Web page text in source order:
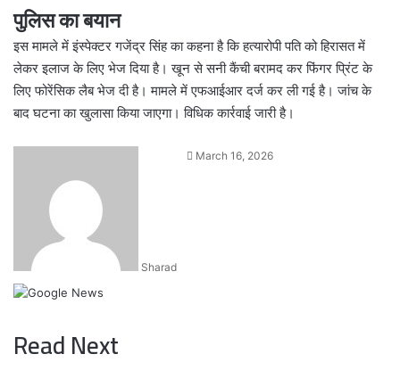
पुलिस का बयान
इस मामले में इंस्पेक्टर गजेंद्र सिंह का कहना है कि हत्यारोपी पति को हिरासत में
लेकर इलाज के लिए भेज दिया है। खून से सनी कैंची बरामद कर फिंगर प्रिंट के
लिए फोरेंसिक लैब भेज दी है। मामले में एफआईआर दर्ज कर ली गई है। जांच के
बाद घटना का खुलासा किया जाएगा। विधिक कार्रवाई जारी है।
Sharad
SendMarch 16, 2026
Read Next